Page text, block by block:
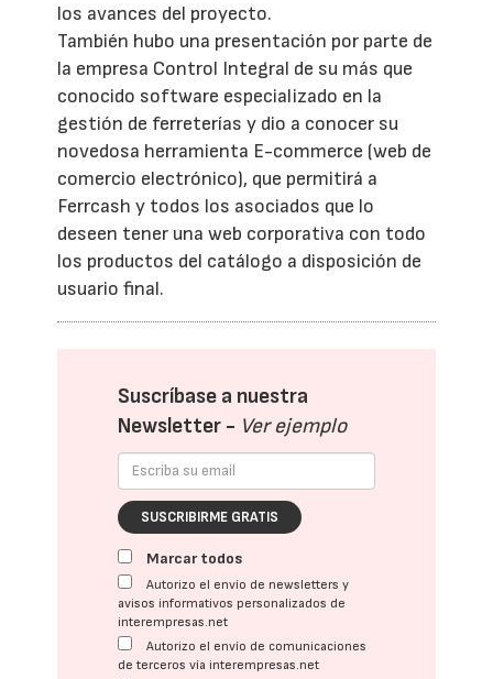
los avances del proyecto.
También hubo una presentación por parte de
la empresa Control Integral de su más que
conocido software especializado en la
gestión de ferreterías y dio a conocer su
novedosa herramienta E-commerce (web de
comercio electrónico), que permitirá a
Ferrcash y todos los asociados que lo
deseen tener una web corporativa con todo
los productos del catálogo a disposición de
usuario final.
Suscríbase a nuestra
Newsletter - Ver ejemplo
SUSCRIBIRME GRATIS
Marcar todos
Autorizo el envío de newsletters y
avisos informativos personalizados de
interempresas.net
Autorizo el envío de comunicaciones
de terceros vía interempresas.net